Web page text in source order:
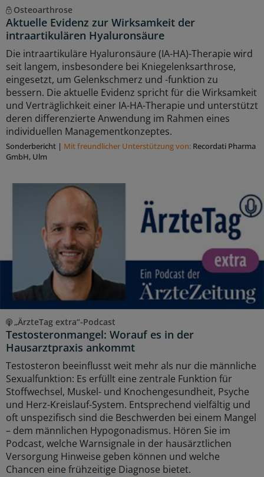
Osteoarthrose
Aktuelle Evidenz zur Wirksamkeit der
intraartikulären Hyaluronsäure
Die intraartikuläre Hyaluronsäure (IA-HA)-Therapie wird
seit langem, insbesondere bei Kniegelenksarthrose,
eingesetzt, um Gelenkschmerz und -funktion zu
bessern. Die aktuelle Evidenz spricht für die Wirksamkeit
und Verträglichkeit einer IA-HA-Therapie und unterstützt
deren differenzierte Anwendung im Rahmen eines
individuellen Managementkonzeptes.
Sonderbericht | Mit freundlicher Unterstützung von: Recordati Pharma
GmbH, Ulm
„ÄrzteTag extra“-Podcast
Testosteronmangel: Worauf es in der
Hausarztpraxis ankommt
Testosteron beeinflusst weit mehr als nur die männliche
Sexualfunktion: Es erfüllt eine zentrale Funktion für
Stoffwechsel, Muskel- und Knochengesundheit, Psyche
und Herz-Kreislauf-System. Entsprechend vielfältig und
oft unspezifisch sind die Beschwerden bei einem Mangel
– dem männlichen Hypogonadismus. Hören Sie im
Podcast, welche Warnsignale in der hausärztlichen
Versorgung Hinweise geben können und welche
Chancen eine frühzeitige Diagnose bietet.